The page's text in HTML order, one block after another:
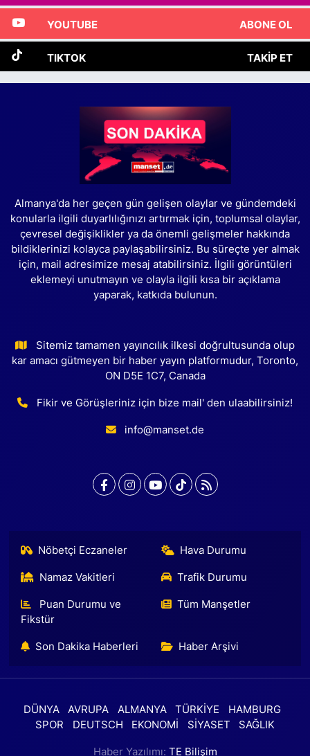
YOUTUBE ABONE OL
TIKTOK TAKIP ET
Almanya'da her geçen gün gelişen olaylar ve gündemdeki
konularla ilgili duyarlılığınızı artırmak için, toplumsal olaylar,
çevresel değişiklikler ya da önemli gelişmeler hakkında
bildiklerinizi kolayca paylaşabilirsiniz. Bu süreçte yer almak
için, mail adresimize mesaj atabilirsiniz. İlgili görüntüleri
eklemeyi unutmayın ve olayla ilgili kısa bir açıklama
yaparak, katkıda bulunun.
Sitemiz tamamen yayıncılık ilkesi doğrultusunda olup
kar amacı gütmeyen bir haber yayın platformudur, Toronto,
ON D5E 1C7, Canada
Fikir ve Görüşleriniz için bize mail' den ulaabilirsiniz!
info@manset.de
Nöbetçi Eczaneler Hava Durumu
Namaz Vakitleri Trafik Durumu
Puan Durumu ve
Fikstür
Tüm Manşetler
Son Dakika Haberleri Haber Arşivi
DÜNYA AVRUPA ALMANYA TÜRKİYE
HAMBURG
SPOR
DEUTSCH EKONOMİ SİYASET SAĞLIK
Haber Yazılımı: TE Bilişim